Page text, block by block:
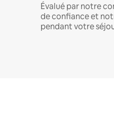
Évalué par notre
de confiance et
pendant votre